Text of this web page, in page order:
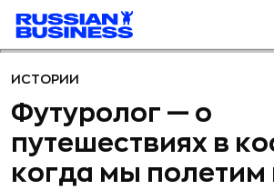
ИСТОРИИ
Футуролог — о
путешествиях в
когда мы полетим